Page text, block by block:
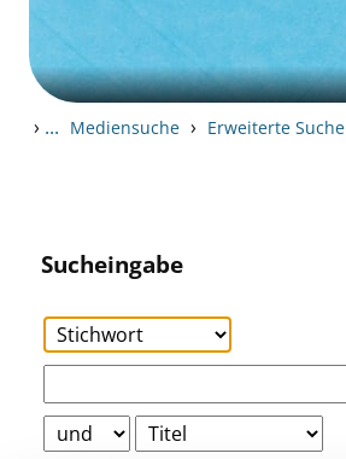
› ... Mediensuche › Erweiterte Suche
Sucheingabe